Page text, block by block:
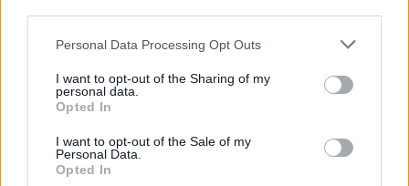
Personal Data Processing Opt Outs
I want to opt-out of the Sharing of my
personal data.
Opted In
I want to opt-out of the Sale of my
Personal Data.
Opted In
ευχαριστίας των εθελοντών και χορηγών, καθώς
επίσης με παράθεση επίσημου δείπνου
(Προσφορά της Διεύθυνσης Αγροτικής Οικιακής
Οικονομίας).
Τη βραδιά κόσμησαν με τις όμορφες φιγούρες